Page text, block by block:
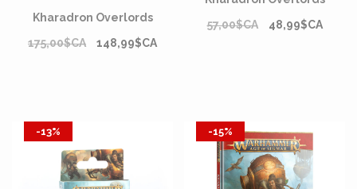
Kharadron Overlords
175,00$CA
148,99$CA
57,00$CA
48,99$CA
-13% -15%